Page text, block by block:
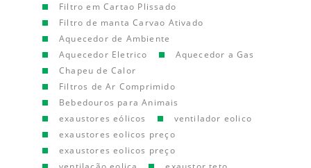
Filtro em Cartao Plissado
Filtro de manta Carvao Ativado
Aquecedor de Ambiente
Aquecedor Eletrico
Aquecedor a Gas
Chapeu de Calor
Filtros de Ar Comprimido
Bebedouros para Animais
exaustores eólicos
ventilador eolico
exaustores eolicos preço
exaustores eolicos preço